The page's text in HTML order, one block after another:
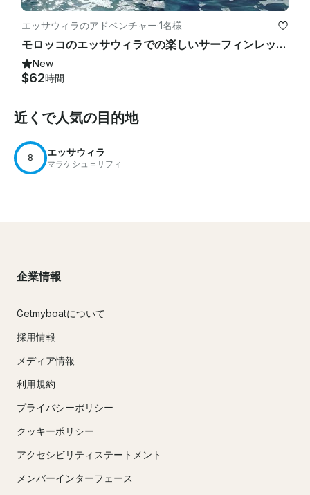
エッサウィラのアドベンチャー·1名様
モロッコのエッサウィラでの楽しいサーフィンレッスン
New
$62時間
近くで人気の目的地
8 エッサウィラ
マラケシュ＝サフィ
企業情報
Getmyboatについて
採用情報
メディア情報
利用規約
プライバシーポリシー
クッキーポリシー
アクセシビリティステートメント
メンバーインターフェース